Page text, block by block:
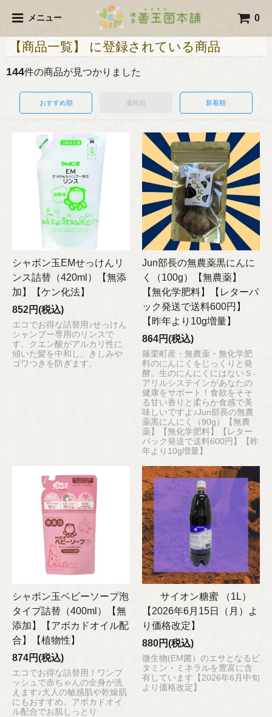
メニュー 0
【商品一覧】 に登録されている商品
144件の商品が見つかりました
おすすめ順 価格順 新着順
シャボン玉EMせっけんリ
ンス詰替（420ml）【無添
加】【ケン化法】
852円(税込)
エコでお得な詰替用♪せっけん
シャンプー専用のリンスで
す。クエン酸がアルカリ性に
傾いた髪を中和し、きしみや
ゴワつきを防ぎます。
Jun部長の無農薬黒にんに
く（100g）【無農薬】
【無化学肥料】【レターパ
ック発送で送料600円】
【昨年より10g増量】
864円(税込)
篠栗町産・無農薬・無化学肥
料のにんにくをじっくりと発
酵。生のにんにくにはないＳ-
アリルシステインがあなたの
健康をサポート！食欲をそそ
る甘い香りと柔らか食感で美
味しいですよ♪Jun部長の無農
薬黒にんにく（90g）【無農
薬】【無化学肥料】【レター
パック発送で送料600円】【昨
年より10g増量】
シャボン玉ベビーソープ泡
タイプ詰替（400ml）【無
添加】【アボカドオイル配
合】【植物性】
874円(税込)
エコでお得な詰替用！ワンプ
ッシュで赤ちゃんの全身が洗
えます♪大人の敏感肌や乾燥肌
にもおすすめ。アボカドオイ
ル配合でお肌しっとり
サイオン糖蜜 （1L）
【2026年6月15日（月）よ
り価格改定】
880円(税込)
微生物(EM菌）のエサとなるビ
タミン・ミネラルを豊富に含
有しています【2026年6月中旬
より価格改定】